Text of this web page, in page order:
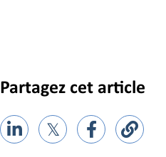
Partagez cet article
𝕏